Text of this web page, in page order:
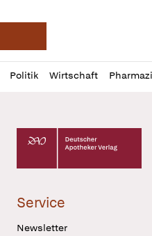
Deutsche
Politik Wirtschaft
Profil
öffnen
Daz
Pur
Deutscher Apotheker
Service
Newsletter